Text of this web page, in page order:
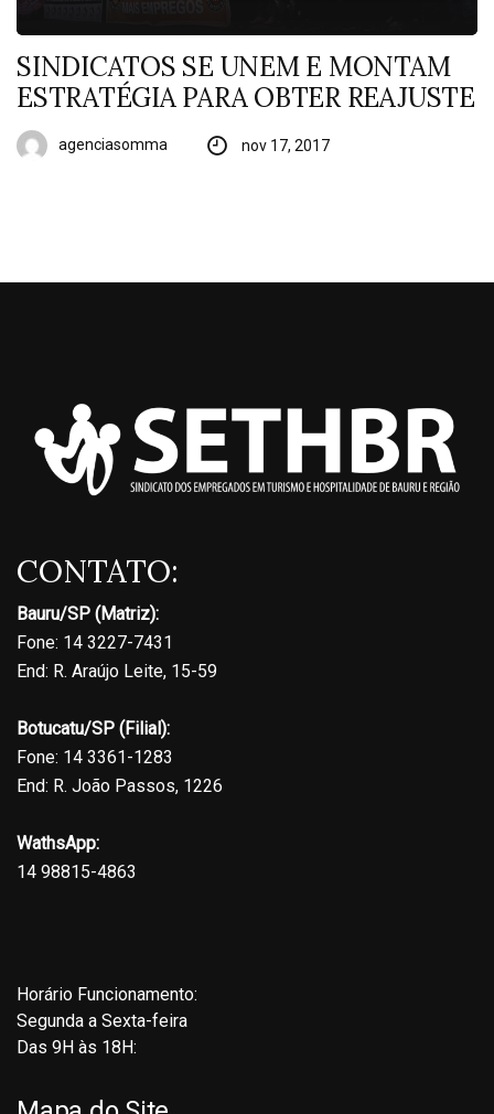
SINDICATOS SE UNEM E MONTAM
ESTRATÉGIA PARA OBTER REAJUSTE
agenciasomma nov 17, 2017
CONTATO:
Bauru/SP (Matriz):
Fone: 14 3227-7431
End: R. Araújo Leite, 15-59
Botucatu/SP (Filial):
Fone: 14 3361-1283
End: R. João Passos, 1226
WathsApp:
14 98815-4863
Horário Funcionamento:
Segunda a Sexta-feira
Das 9H às 18H: